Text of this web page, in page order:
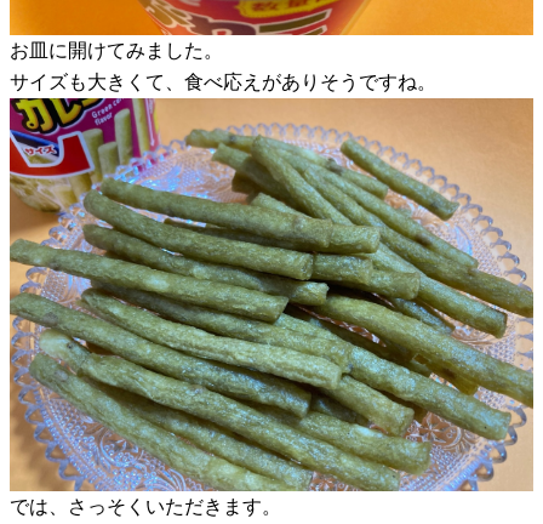
お皿に開けてみました。
サイズも大きくて、食べ応えがありそうですね。
では、さっそくいただきます。